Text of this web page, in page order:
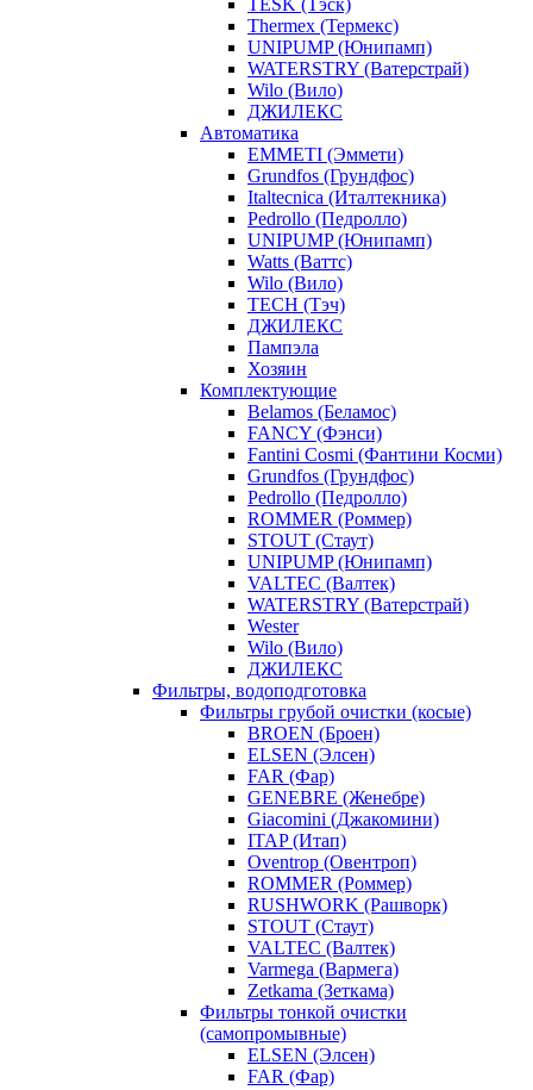
TESK (Тэск)
Thermex (Термекс)
UNIPUMP (Юнипамп)
WATERSTRY (Ватерстрай)
Wilo (Вило)
ДЖИЛЕКС
Автоматика
EMMETI (Эммети)
Grundfos (Грундфос)
Italtecnica (Италтекника)
Pedrollo (Педролло)
UNIPUMP (Юнипамп)
Watts (Ваттс)
Wilo (Вило)
TECH (Тэч)
ДЖИЛЕКС
Пампэла
Хозяин
Комплектующие
Belamos (Беламос)
FANCY (Фэнси)
Fantini Cosmi (Фантини Косми)
Grundfos (Грундфос)
Pedrollo (Педролло)
ROMMER (Роммер)
STOUT (Стаут)
UNIPUMP (Юнипамп)
VALTEC (Валтек)
WATERSTRY (Ватерстрай)
Wester
Wilo (Вило)
ДЖИЛЕКС
Фильтры, водоподготовка
Фильтры грубой очистки (косые)
BROEN (Броен)
ELSEN (Элсен)
FAR (Фар)
GENEBRE (Женебре)
Giacomini (Джакомини)
ITAP (Итап)
Oventrop (Овентроп)
ROMMER (Роммер)
RUSHWORK (Рашворк)
STOUT (Стаут)
VALTEC (Валтек)
Varmega (Вармега)
Zetkama (Зеткама)
Фильтры тонкой очистки
(самопромывные)
ELSEN (Элсен)
FAR (Фар)